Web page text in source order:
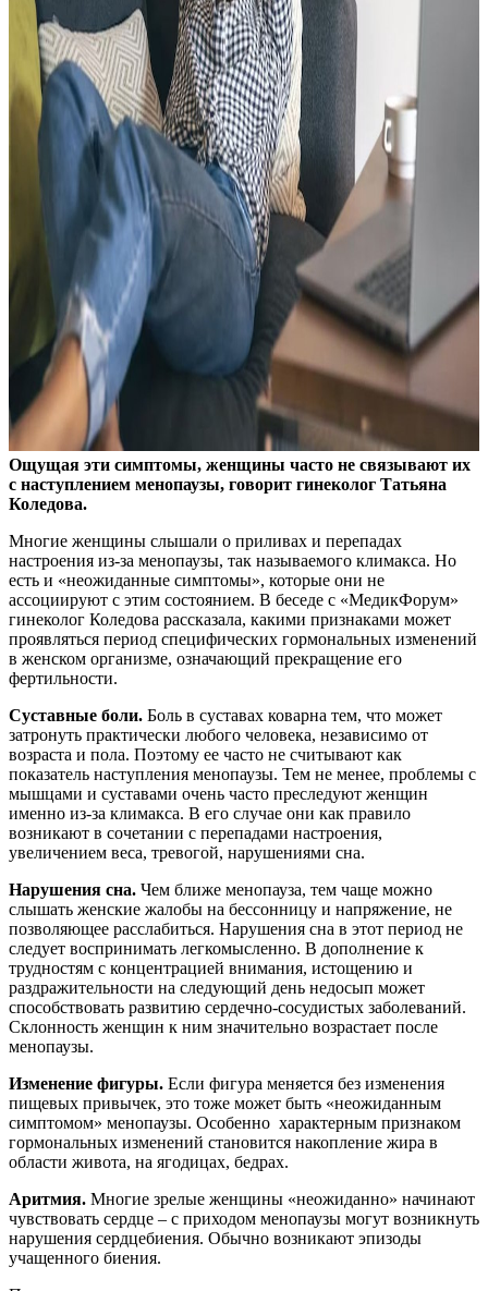
Ощущая эти симптомы, женщины часто не связывают их
с наступлением менопаузы, говорит гинеколог Татьяна
Коледова.
Многие женщины слышали о приливах и перепадах
настроения из-за менопаузы, так называемого климакса. Но
есть и «неожиданные симптомы», которые они не
ассоциируют с этим состоянием. В беседе с «МедикФорум»
гинеколог Коледова рассказала, какими признаками может
проявляться период специфических гормональных изменений
в женском организме, означающий прекращение его
фертильности.
Суставные боли. Боль в суставах коварна тем, что может
затронуть практически любого человека, независимо от
возраста и пола. Поэтому ее часто не считывают как
показатель наступления менопаузы. Тем не менее, проблемы с
мышцами и суставами очень часто преследуют женщин
именно из-за климакса. В его случае они как правило
возникают в сочетании с перепадами настроения,
увеличением веса, тревогой, нарушениями сна.
Нарушения сна. Чем ближе менопауза, тем чаще можно
слышать женские жалобы на бессонницу и напряжение, не
позволяющее расслабиться. Нарушения сна в этот период не
следует воспринимать легкомысленно. В дополнение к
трудностям с концентрацией внимания, истощению и
раздражительности на следующий день недосып может
способствовать развитию сердечно-сосудистых заболеваний.
Склонность женщин к ним значительно возрастает после
менопаузы.
Изменение фигуры. Если фигура меняется без изменения
пищевых привычек, это тоже может быть «неожиданным
симптомом» менопаузы. Особенно характерным признаком
гормональных изменений становится накопление жира в
области живота, на ягодицах, бедрах.
Аритмия. Многие зрелые женщины «неожиданно» начинают
чувствовать сердце – с приходом менопаузы могут возникнуть
нарушения сердцебиения. Обычно возникают эпизоды
учащенного биения.